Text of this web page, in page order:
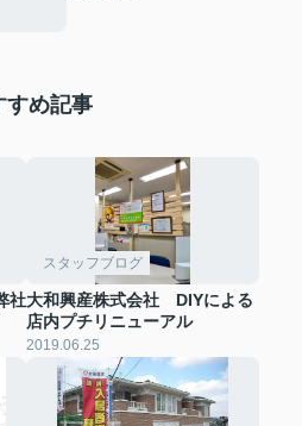
すめ記事
社
スタッフブログ
大和興産株式会社 DIYによる
店内プチリニューアル
2019.06.25